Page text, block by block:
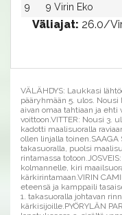
9
9 Virin Eko
Väliajat: 26.0/
VÄLÄHDYS: Laukkasi
pääryhmään 5. ulos.
aivan omaa tahtiaan ja
voittoon.VITTER: Nousi 3.
kadotti maalisuoralla
ollen linjalla toinen.SAAGA
takasuoralla, puolsi
rintamassa
kolmannelle, kiri
kärkirintamaan.VIRIN
eteensä ja kamppaili
1. takasuoralla johtavan
kärkisijoille.PYÖRYLÄN